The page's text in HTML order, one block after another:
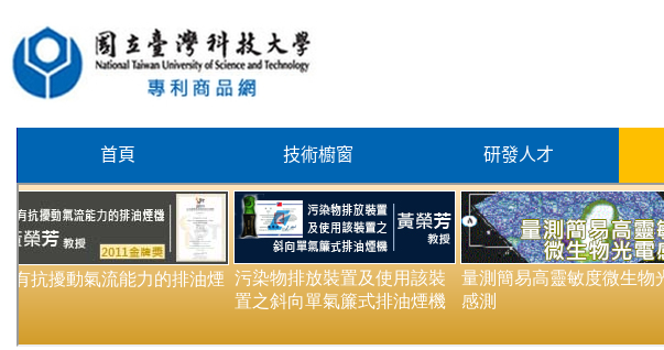
首頁 技術櫥窗 研發人才